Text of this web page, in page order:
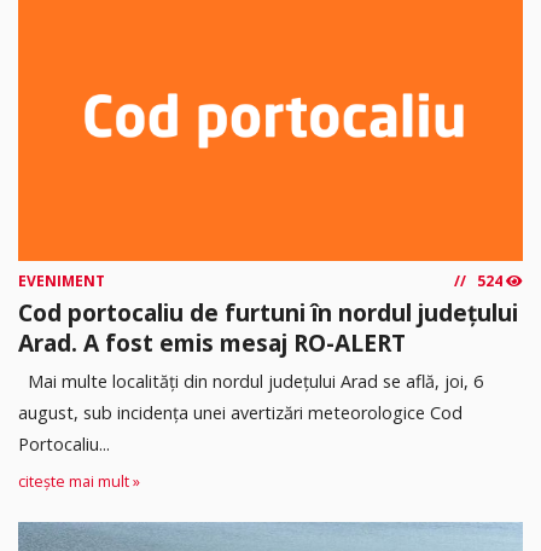
EVENIMENT 524
Cod portocaliu de furtuni în nordul județului
Arad. A fost emis mesaj RO-ALERT
Mai multe localități din nordul județului Arad se află, joi, 6
august, sub incidența unei avertizări meteorologice Cod
Portocaliu...
citește mai mult »